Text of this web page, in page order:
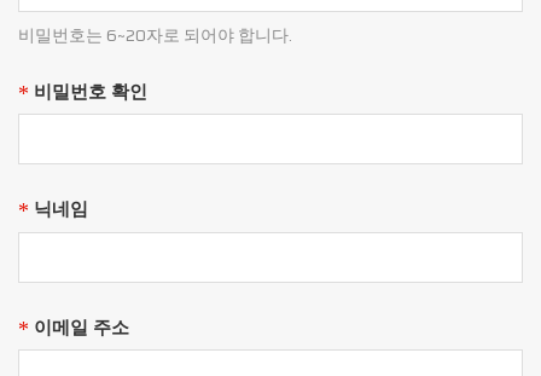
제 2 조 (용어의 정의)
이 약관에서 사용하는 용어의 정의는 다음 각 호와 같
습니다.
1. 이용자 : 본 약관에 따라 회사가 제공하는 서비스를
받는 자
2. 이용계약 : 서비스 이용과 관련하여 마이피누와 이
3. 가입 : 마이피누가 제공하는 신청서 양식에 해당 정
계약을 완료시키는 행위
4. 계정 (ID) : 이용자의 식별과 서비스 이용을 위하여
비밀번호는 6~20자로 되어야 합니다.
* 비밀번호 확인
* 닉네임
* 이메일 주소